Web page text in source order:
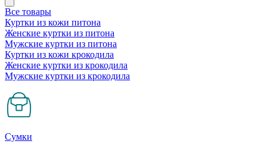
Все товары
Куртки из кожи питона
Женские куртки из питона
Мужские куртки из питона
Куртки из кожи крокодила
Женские куртки из крокодила
Мужские куртки из крокодила
Сумки